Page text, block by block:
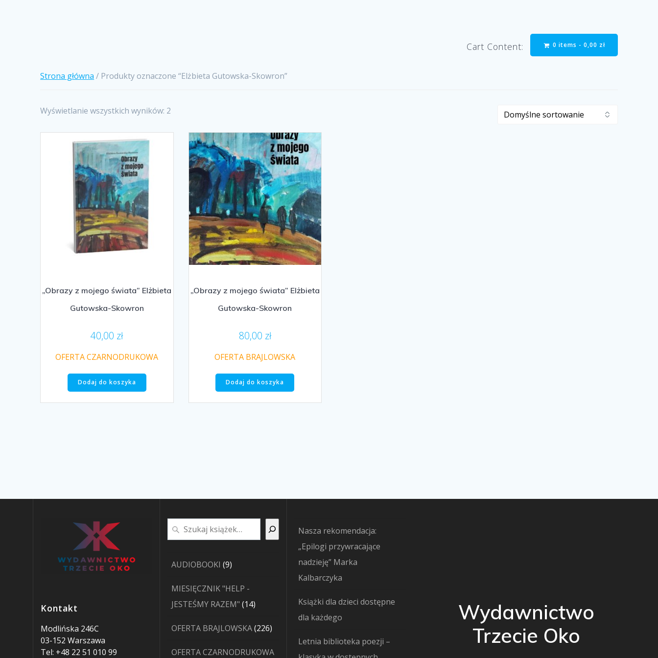
Cart Content: 0 items - 0,00 zł
Strona główna / Produkty oznaczone “Elżbieta Gutowska-Skowron”
Wyświetlanie wszystkich wyników: 2
„Obrazy z mojego świata” Elżbieta
Gutowska-Skowron
40,00 zł
OFERTA CZARNODRUKOWA
Dodaj do koszyka
„Obrazy z mojego świata” Elżbieta
Gutowska-Skowron
80,00 zł
OFERTA BRAJLOWSKA
Dodaj do koszyka
Kontakt
Modlińska 246C
03-152 Warszawa
Tel: +48 22 51 010 99
Szukaj
AUDIOBOOKI 99
MIESIĘCZNIK "HELP -
JESTEŚMY RAZEM" 1414
OFERTA BRAJLOWSKA 226226
produktów
OFERTA CZARNODRUKOWA
Nasza rekomendacja:
„Epilogi przywracające
nadzieję” Marka
Kalbarczyka
Książki dla dzieci dostępne
dla każdego
Letnia biblioteka poezji –
Wydawnictwo
Trzecie Oko